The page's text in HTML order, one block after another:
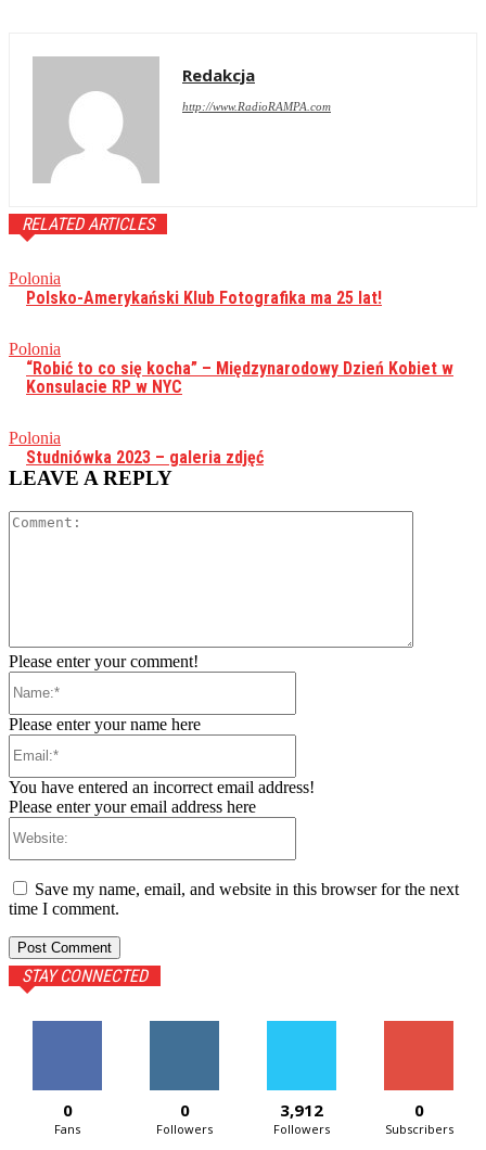
Redakcja
http://www.RadioRAMPA.com
RELATED ARTICLES
Polonia
Polsko-Amerykański Klub Fotografika ma 25 lat!
Polonia
“Robić to co się kocha” – Międzynarodowy Dzień Kobiet w
Konsulacie RP w NYC
Polonia
Studniówka 2023 – galeria zdjęć
LEAVE A REPLY
Please enter your comment!
Please enter your name here
You have entered an incorrect email address!
Please enter your email address here
Save my name, email, and website in this browser for the next
time I comment.
STAY CONNECTED
0
Fans
0
Followers
3,912
Followers
0
Subscribers